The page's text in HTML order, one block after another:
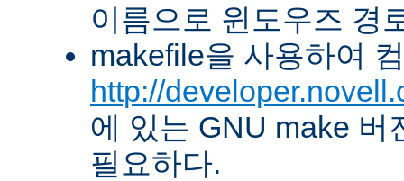
이름으로 윈도우즈 경
makefile을 사용하여
http://
에 있는 GNU make 버
필요하다.